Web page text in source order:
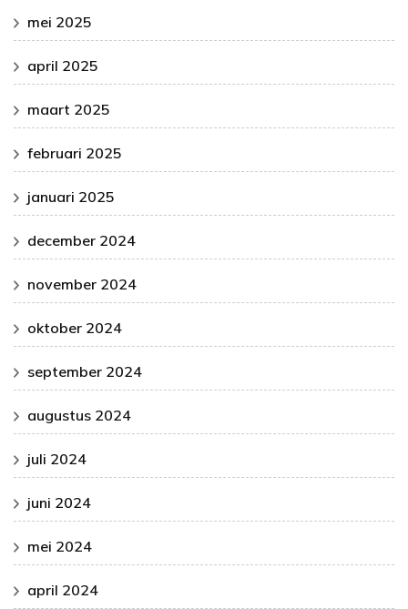
mei 2025
april 2025
maart 2025
februari 2025
januari 2025
december 2024
november 2024
oktober 2024
september 2024
augustus 2024
juli 2024
juni 2024
mei 2024
april 2024